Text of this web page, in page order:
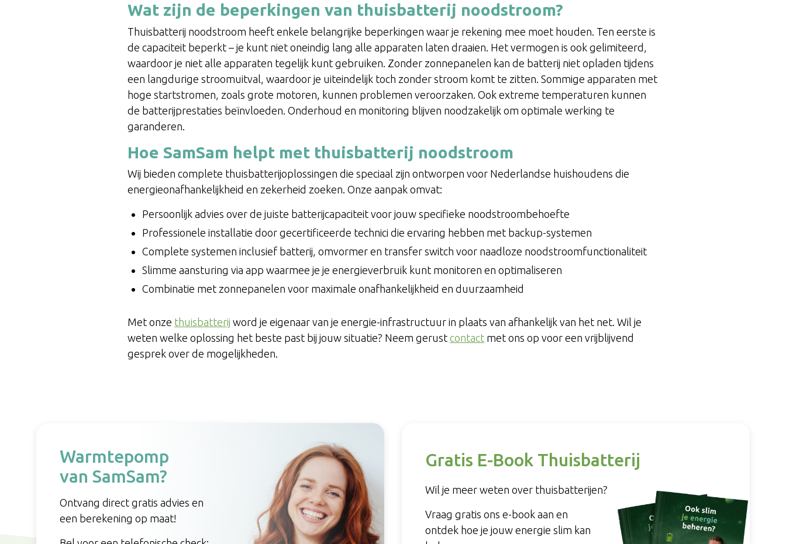
Wat zijn de beperkingen van thuisbatterij noodstroom?
Thuisbatterij noodstroom heeft enkele belangrijke beperkingen waar je rekening mee moet houden. Ten eerste is
de capaciteit beperkt – je kunt niet oneindig lang alle apparaten laten draaien. Het vermogen is ook gelimiteerd,
waardoor je niet alle apparaten tegelijk kunt gebruiken. Zonder zonnepanelen kan de batterij niet opladen tijdens
een langdurige stroomuitval, waardoor je uiteindelijk toch zonder stroom komt te zitten. Sommige apparaten met
hoge startstromen, zoals grote motoren, kunnen problemen veroorzaken. Ook extreme temperaturen kunnen
de batterijprestaties beïnvloeden. Onderhoud en monitoring blijven noodzakelijk om optimale werking te
garanderen.
Hoe SamSam helpt met thuisbatterij noodstroom
Wij bieden complete thuisbatterijoplossingen die speciaal zijn ontworpen voor Nederlandse huishoudens die
energieonafhankelijkheid en zekerheid zoeken. Onze aanpak omvat:
Persoonlijk advies over de juiste batterijcapaciteit voor jouw specifieke noodstroombehoefte
Professionele installatie door gecertificeerde technici die ervaring hebben met backup-systemen
Complete systemen inclusief batterij, omvormer en transfer switch voor naadloze noodstroomfunctionaliteit
Slimme aansturing via app waarmee je je energieverbruik kunt monitoren en optimaliseren
Combinatie met zonnepanelen voor maximale onafhankelijkheid en duurzaamheid
Met onze thuisbatterij word je eigenaar van je energie-infrastructuur in plaats van afhankelijk van het net. Wil je
weten welke oplossing het beste past bij jouw situatie? Neem gerustcontact met ons op voor een vrijblijvend
gesprek over de mogelijkheden.
Warmtepomp
van SamSam?
Ontvang direct gratis advies en
een berekening op maat!
Gratis E-Book Thuisbatterij
Wil je meer weten over thuisbatterijen?
Vraag gratis ons e-book aan en
ontdek hoe je jouw energie slim kan